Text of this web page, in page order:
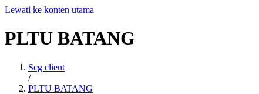
Lewati ke konten utama
PLTU BATANG
Scg client
/
PLTU BATANG